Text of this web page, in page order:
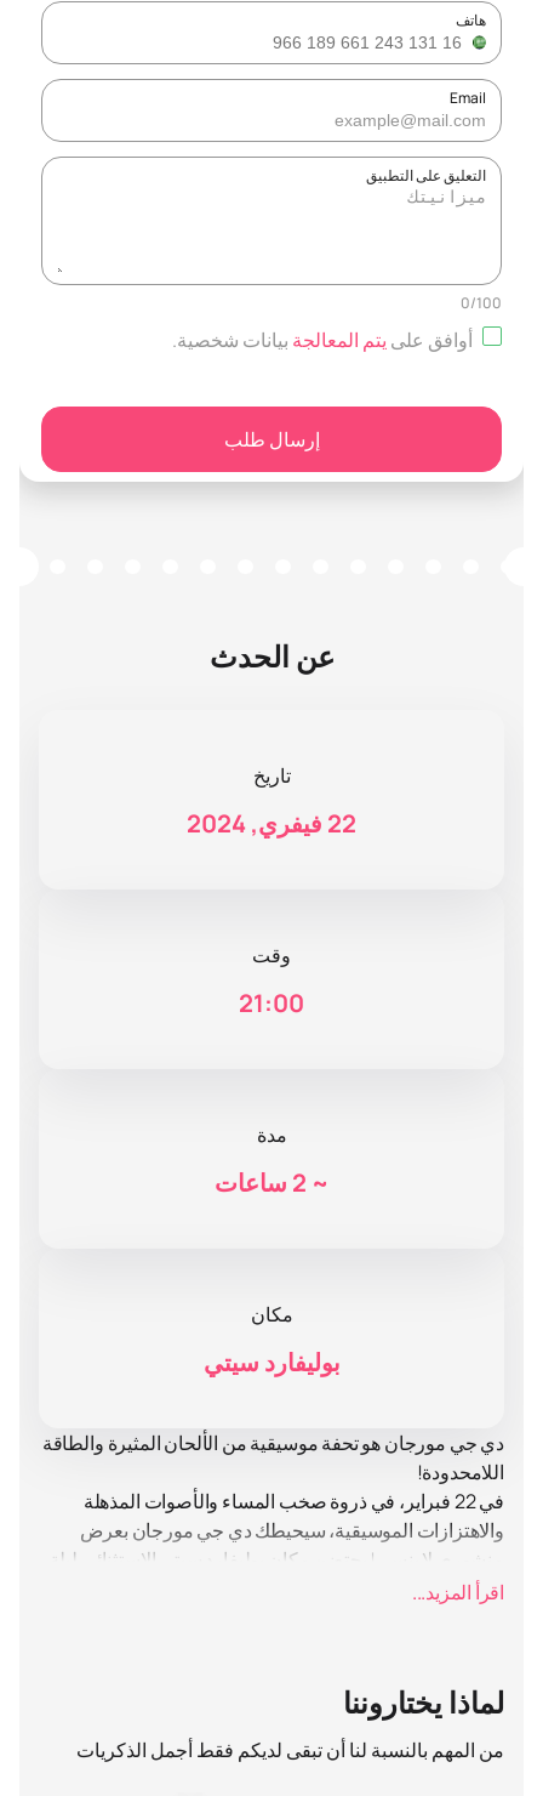
هاتف
Email
التعليق على التطبيق
0/100
أوافق على يتم المعالجة بيانات شخصية.
إرسال طلب
عن الحدث
تاريخ
22 فيفري, 2024
وقت
21:00
مدة
~ 2 ساعات
مكان
بوليفارد سيتي
دي جي مورجان هو تحفة موسيقية من الألحان المثيرة والطاقة
اللامحدودة!
في 22 فبراير، في ذروة صخب المساء والأصوات المذهلة
والاهتزازات الموسيقية، سيحيطك دي جي مورجان بعرض
منشوري لا ينسى! يحتضن مكان بوليفارد سيتي الاستثنائي ليلة
الغد، ويملأ الهواء بنفحات خفيفة مغرية من الألحان المثيرة
اشعر بتدفق الأدرينالين واختبر قوة المشاعر بينما تنغمس في
أجواء بوليفارد سيتي الرائعة التي لا تُنسى!
طلب التذاكرعلى موقعنا يضمن لك الأمان والثقة. وبدون أي
اقرأ المزيد...
لماذا يختاروننا
من المهم بالنسبة لنا أن تبقى لديكم فقط أجمل الذكريات